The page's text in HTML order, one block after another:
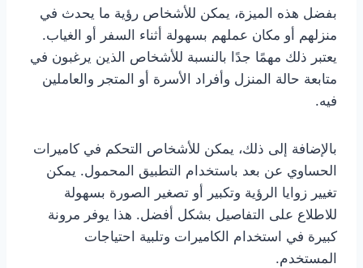
بفضل هذه الميزة، يمكن للأشخاص رؤية ما يحدث في
منزلهم أو مكان عملهم بسهولة أثناء السفر أو الغياب.
يعتبر ذلك مهمًا جدًا بالنسبة للأشخاص الذين يرغبون في
متابعة حالة المنزل وأفراد الأسرة أو المتجر والعاملين
فيه.
بالإضافة إلى ذلك، يمكن للأشخاص التحكم في كاميرات
الحساوي عن بعد باستخدام التطبيق المحمول. يمكن
تغيير زوايا الرؤية وتكبير أو تصغير الصورة بسهولة
للاطلاع على التفاصيل بشكل أفضل. هذا يوفر مرونة
كبيرة في استخدام الكاميرات وتلبية احتياجات
المستخدم.